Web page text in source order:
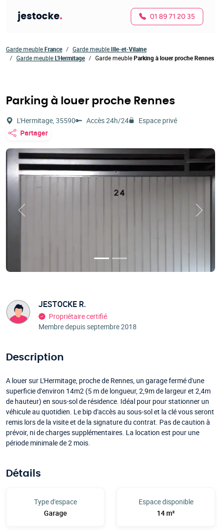
jestocke. 01 89 71 20 35
Garde meubleFrance Garde meubleIlle-et-Vilaine
Garde meubleL'Hermitage Garde meubleParking à louer proche Rennes
Parking à louer proche Rennes
L'Hermitage, 35590 Accès 24h/24
Espace privé
Partager
Précédent
JESTOCKE R.
Propriétaire certifié
Membre depuis septembre 2018
Description
A louer sur L'Hermitage, proche de Rennes, un garage fermé d'une
superficie d'environ 14m2 (5 m de longueur, 2,9m de largeur et 2,4m
de hauteur) en sous-sol de résidence. Idéal pour pour stationner un
véhicule au quotidien. Le bip d'accès au sous-sol et la clé vous seront
remis lors de la visite et de la signature du contrat. Pas de caution à
prévoir, ni de charges supplémentaires. La location est pour une
période minimale de 2 mois.
Détails
Type d'espace
Garage
Espace disponible
14 m²